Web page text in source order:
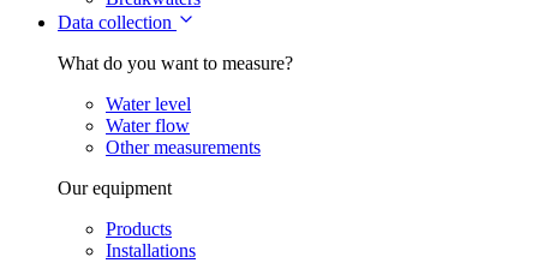
Data collection
What do you want to measure?
Water level
Water flow
Other measurements
Our equipment
Products
Installations